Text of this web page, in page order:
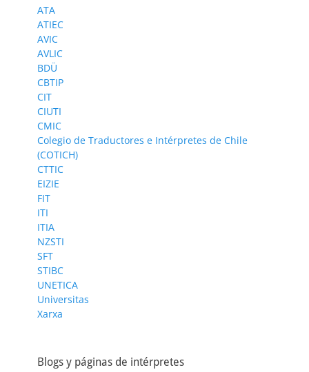
ATA
ATIEC
AVIC
AVLIC
BDÜ
CBTIP
CIT
CIUTI
CMIC
Colegio de Traductores e Intérpretes de Chile
(COTICH)
CTTIC
EIZIE
FIT
ITI
ITIA
NZSTI
SFT
STIBC
UNETICA
Universitas
Xarxa
Blogs y páginas de intérpretes